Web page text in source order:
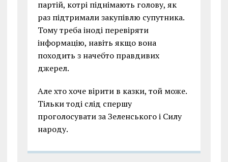
партій, котрі піднімають голову, як
раз підтримали закупівлю супутника.
Тому треба іноді перевіряти
інформацію, навіть якщо вона
походить з начебто правдивих
джерел.
Але хто хоче вірити в казки, той може.
Тільки тоді слід спершу
проголосувати за Зеленського і Силу
народу.